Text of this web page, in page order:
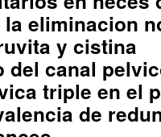
la eliminacion
y cistina
del canal
triple en el
de